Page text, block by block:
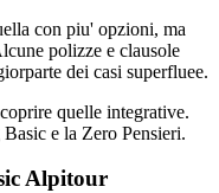
con piu' opzioni, ma
polizze e clausole
dei casi superfluee.
quelle integrative.
e la Zero Pensieri.
Alpitour